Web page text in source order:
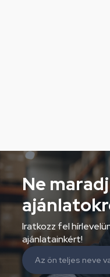
Ne
Iratkozz fel
ajánlatainkért!